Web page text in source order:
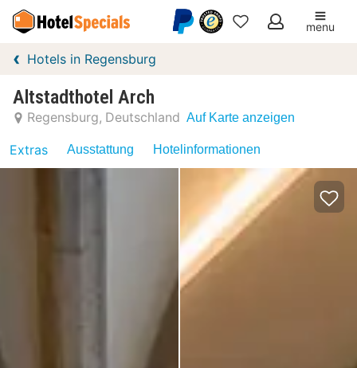
Meine
menu
Hotels in Regensburg
Altstadthotel Arch
Regensburg Deutschland Auf Karte anzeigen
Extras Ausstattung Hotelinformationen